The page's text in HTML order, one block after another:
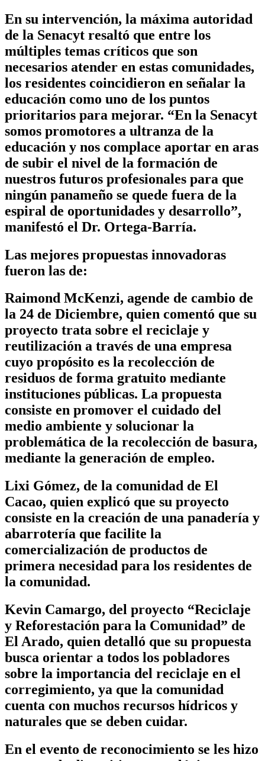
En su intervención, la máxima autoridad
de la Senacyt resaltó que entre los
múltiples temas críticos que son
necesarios atender en estas comunidades,
los residentes coincidieron en señalar la
educación como uno de los puntos
prioritarios para mejorar. “En la Senacyt
somos promotores a ultranza de la
educación y nos complace aportar en aras
de subir el nivel de la formación de
nuestros futuros profesionales para que
ningún panameño se quede fuera de la
espiral de oportunidades y desarrollo”,
manifestó el Dr. Ortega-Barría.
Las mejores propuestas innovadoras
fueron las de:
Raimond McKenzi, agende de cambio de
la 24 de Diciembre, quien comentó que su
proyecto trata sobre el reciclaje y
reutilización a través de una empresa
cuyo propósito es la recolección de
residuos de forma gratuito mediante
instituciones públicas. La propuesta
consiste en promover el cuidado del
medio ambiente y solucionar la
problemática de la recolección de basura,
mediante la generación de empleo.
Lixi Gómez, de la comunidad de El
Cacao, quien explicó que su proyecto
consiste en la creación de una panadería y
abarrotería que facilite la
comercialización de productos de
primera necesidad para los residentes de
la comunidad.
Kevin Camargo, del proyecto “Reciclaje
y Reforestación para la Comunidad” de
El Arado, quien detalló que su propuesta
busca orientar a todos los pobladores
sobre la importancia del reciclaje en el
corregimiento, ya que la comunidad
cuenta con muchos recursos hídricos y
naturales que se deben cuidar.
En el evento de reconocimiento se les hizo